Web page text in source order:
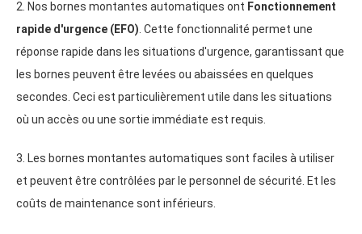
2. Nos bornes montantes automatiques ont Fonctionnement
rapide d'urgence (EFO) . Cette fonctionnalité permet une
réponse rapide dans les situations d'urgence, garantissant que
les bornes peuvent être levées ou abaissées en quelques
secondes. Ceci est particulièrement utile dans les situations
où un accès ou une sortie immédiate est requis.
3. Les bornes montantes automatiques sont faciles à utiliser
et peuvent être contrôlées par le personnel de sécurité. Et les
coûts de maintenance sont inférieurs.